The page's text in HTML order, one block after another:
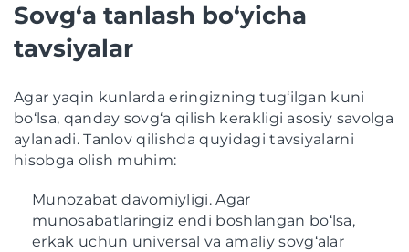
Sovg‘a tanlash bo‘yicha
tavsiyalar
Agar yaqin kunlarda eringizning tug‘ilgan kuni
bo‘lsa, qanday sovg‘a qilish kerakligi asosiy savolga
aylanadi. Tanlov qilishda quyidagi tavsiyalarni
hisobga olish muhim:
Munozabat davomiyligi. Agar
munosabatlaringiz endi boshlangan bo‘lsa,
erkak uchun universal va amaliy sovg‘alar